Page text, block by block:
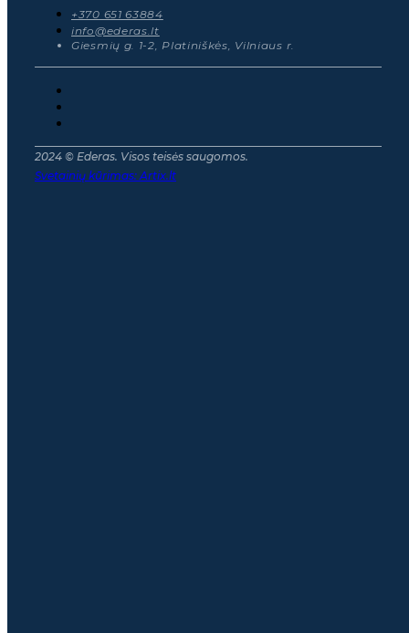
+370 651 63884
info@ederas.lt
Giesmių g. 1-2, Platiniškės, Vilniaus r.
2024 © Ederas. Visos teisės saugomos.
Svetainių kūrimas:Artix.lt